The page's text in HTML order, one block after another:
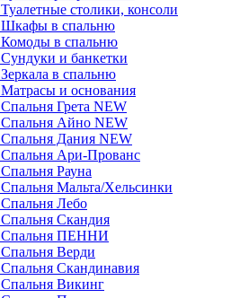
Туалетные столики, консоли
Шкафы в спальню
Комоды в спальню
Сундуки и банкетки
Зеркала в спальню
Матрасы и основания
Спальня Грета NEW
Спальня Айно NEW
Спальня Дания NEW
Спальня Ари-Прованс
Спальня Рауна
Спальня Мальта/Хельсинки
Спальня Лебо
Спальня Скандия
Спальня ПЕННИ
Спальня Верди
Спальня Скандинавия
Спальня Викинг